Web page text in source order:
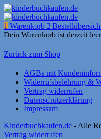
1 Warenkorb 2
Dein Warenkorb ist derzeit
Zurück zum Shop
AGBs mit
Widerrufsbelehrung &
Vertrag widerrufen
Datenschutzerklärung
Impressum
Kinderbuchkaufen.de - Alle
Vertrag widerrufen